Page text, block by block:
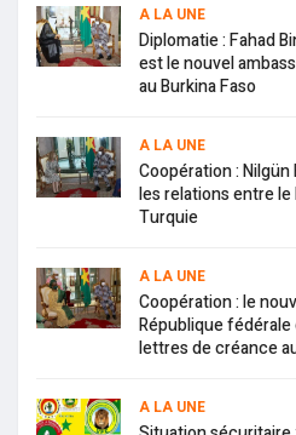
A LA UNE
Diplomatie : Fahad
est le nouvel
au Burkina Faso
A LA UNE
Coopération :
les relations entre le
Turquie
A LA UNE
Coopération : le
République
lettres de créance
A LA UNE